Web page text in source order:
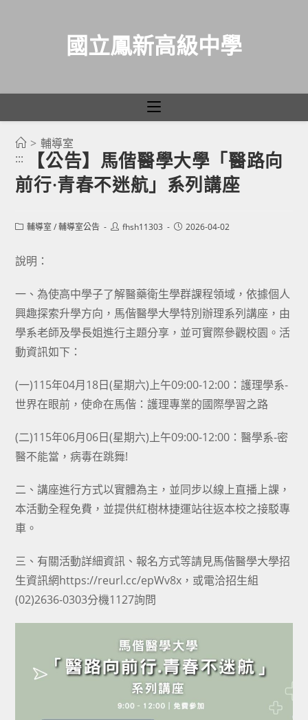
國立鳳新高級中學
> 輔導室
:::
【公告】馬偕醫學大學「醫路向
前行·青春不迷航」系列講座
Post輔導室 / 輔導室公告
Postfhsh11303
Post2026-04-02
說明：
一、為使高中學子了解醫藥衛生學群課程領域，依據個人
興趣探索升學方向，馬偕醫學大學特別辦理系列講座，由
學系老師及學長姐進行主題分享，並可實際參觀校園。活
動資訊如下：
(一)115年04月18日(星期六)上午09:00-12:00：護理學系-
世界在眼前，使命在馬偕：護理專業的國際學習之路
(二)115年06月06日(星期六)上午09:00-12:00：醫學系-密
醫不能當，病毒在跳舞!
二、講座進行方式以實體為主，並同步以線上直播上課，
本活動全程免費，並提供紅樹林捷運站往返本校之接駁專
車。
三、有關活動詳細資訊、報名方式等請見馬偕醫學大學招
生資訊網https://reurl.cc/epWv8x，或電洽招生組
(02)2636-0303分機1127詢問